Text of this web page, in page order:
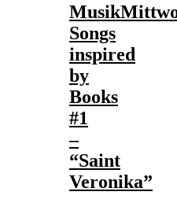
Songs
inspired
by
Books
#1
–
“Saint
Veronika”